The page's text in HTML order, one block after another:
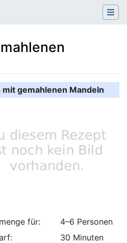
Suche
mit gemahlenen Mandeln
für:
4–6 Personen
30 Minuten